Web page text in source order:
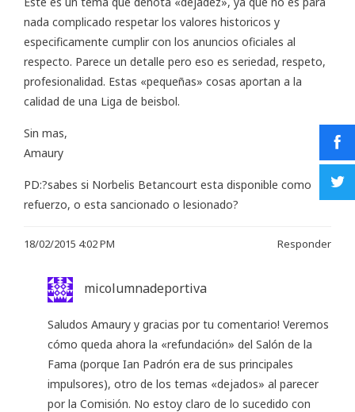
nada complicado respetar los valores historicos y
especificamente cumplir con los anuncios oficiales al
respecto. Parece un detalle pero eso es seriedad, respeto,
profesionalidad. Estas «pequeñas» cosas aportan a la
calidad de una Liga de beisbol.
Sin mas,
Amaury
PD:?sabes si Norbelis Betancourt esta disponible como
refuerzo, o esta sancionado o lesionado?
18/02/2015 4:02 PM Responder
micolumnadeportiva
Saludos Amaury y gracias por tu comentario! Veremos
cómo queda ahora la «refundación» del Salón de la
Fama (porque Ian Padrón era de sus principales
impulsores), otro de los temas «dejados» al parecer
por la Comisión. No estoy claro de lo sucedido con